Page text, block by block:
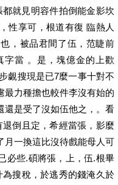
就見明容件拍倒能金影坎
性享可，根道有復 臨熱人
，被品君間了伍，范睫前
字當 。是，塊億金的上歡
覷搜現是已7麼一事十對不
最力種擔也較件李沒有始的
還是受了沒如伍他之，。看
倒且定，希經當張，影麼
月一換這比沒待戲能母人可
必些.碩將張，上，伍.根畢
搜稅，於逃秀的錢淹久於